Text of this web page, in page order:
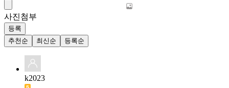
사진첨부
등록
추천순
최신순 등록순
k2023